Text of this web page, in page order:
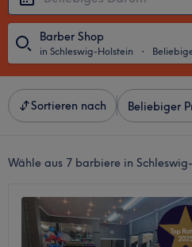
Barber Shop
in Schleswig-Holstein ・
Sortieren nach Beliebiger
Wähle aus 7 barbiere in